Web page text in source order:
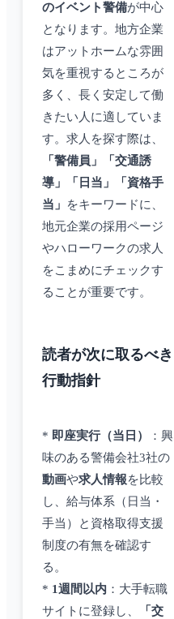
のイベント警備が中心
となります。地方企業
はアットホームな雰囲
気を重視するところが
多く、長く安定して働
きたい人に適していま
す。求人を探す際は、
「警備員」「交通誘
導」「日当」「資格手
当」
をキーワードに、
地元企業の採用ページ
やハローワークの求人
をこまめにチェックす
ることが重要です。
読者が次に取るべき
行動指針
* 即座実行（当日）
：興
味のある警備会社3社の
動画や求人情報を比較
し、給与体系（日当・
手当）と資格取得支援
制度の有無を確認す
る。
* 1週間以内 ：大手転職
サイトに登録し、
「交